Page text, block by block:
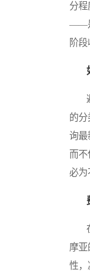
分
——
阶
避
的
询最
而
必为
在
摩
性，